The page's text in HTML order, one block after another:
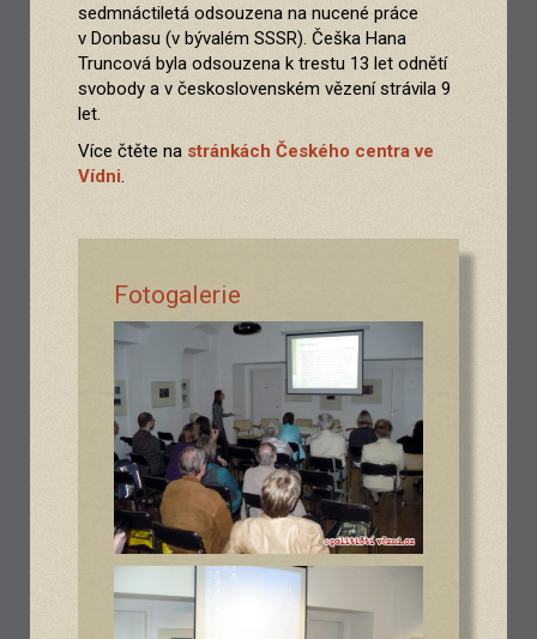
sedmnáctiletá odsouzena na nucené práce
v Donbasu (v bývalém SSSR). Češka Hana
Truncová byla odsouzena k trestu 13 let odnětí
svobody a v československém vězení strávila 9
let.
Více čtěte na stránkách Českého centra ve
Vídni.
Fotogalerie